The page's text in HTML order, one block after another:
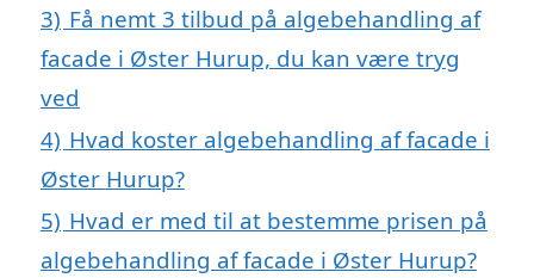
3) Få nemt 3 tilbud på algebehandling af
facade i Øster Hurup, du kan være tryg
ved
4) Hvad koster algebehandling af facade i
Øster Hurup?
5) Hvad er med til at bestemme prisen på
algebehandling af facade i Øster Hurup?